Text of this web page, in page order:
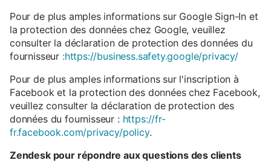
Pour de plus amples informations sur Google Sign-In et
la protection des données chez Google, veuillez
consulter la déclaration de protection des données du
fournisseur :https://business.safety.google/privacy/
Pour de plus amples informations sur l'inscription à
Facebook et la protection des données chez Facebook,
veuillez consulter la déclaration de protection des
données du fournisseur : https://fr-
fr.facebook.com/privacy/policy.
Zendesk pour répondre aux questions des clients